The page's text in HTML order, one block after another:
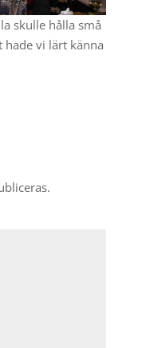
skulle hålla små
hade vi lärt känna